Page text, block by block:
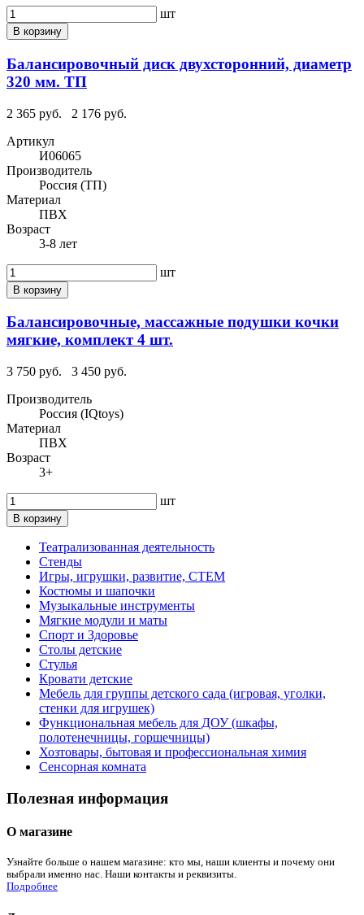
шт
В корзину
Балансировочный диск двухсторонний, диаметр
320 мм. ТП
2 365 руб.
2 176 руб.
Артикул
И06065
Производитель
Россия (ТП)
Материал
ПВХ
Возраст
3-8 лет
шт
В корзину
Балансировочные, массажные подушки кочки
мягкие, комплект 4 шт.
3 750 руб.
3 450 руб.
Производитель
Россия (IQtoys)
Материал
ПВХ
Возраст
3+
шт
В корзину
Театрализованная деятельность
Стенды
Игры, игрушки, развитие, СТЕМ
Костюмы и шапочки
Музыкальные инструменты
Мягкие модули и маты
Спорт и Здоровье
Столы детские
Стулья
Кровати детские
Мебель для группы детского сада (игровая, уголки,
стенки для игрушек)
Функциональная мебель для ДОУ (шкафы,
полотенечницы, горшечницы)
Хозтовары, бытовая и профессиональная химия
Сенсорная комната
Полезная информация
О магазине
Узнайте больше о нашем магазине: кто мы, наши клиенты и почему они
выбрали именно нас. Наши контакты и реквизиты.
Подробнее